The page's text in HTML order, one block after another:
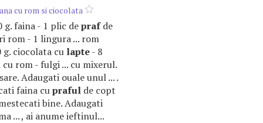
cu rom si ciocolata
g. faina - 1 plic deprafde
rom - 1 lingura ... rom
g. ciocolata cu lapte- 8
rom - fulgi ... cu mixerul.
Adaugati ouale unul ... .
faina cupraful de copt
bine. Adaugati
... , ai anume ieftinul...